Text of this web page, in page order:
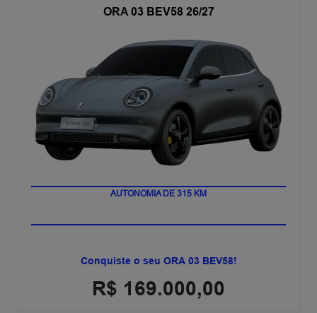
ORA 03 BEV58 26/27
100% ELÉTRICO
Conquiste o seu ORA 03 BEV58!
R$ 169.000,00